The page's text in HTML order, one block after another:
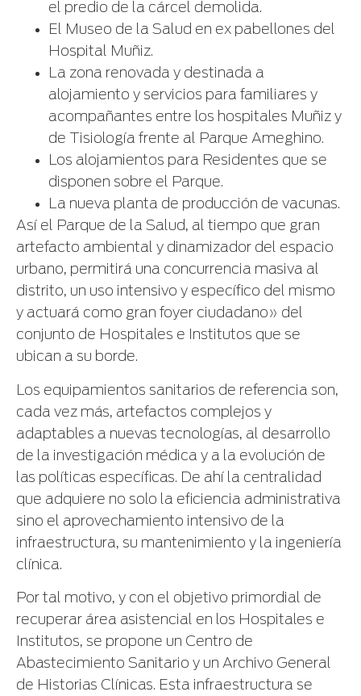
el predio de la cárcel demolida.
El Museo de la Salud en ex pabellones del
Hospital Muñiz.
La zona renovada y destinada a
alojamiento y servicios para familiares y
acompañantes entre los hospitales Muñiz y
de Tisiología frente al Parque Ameghino.
Los alojamientos para Residentes que se
disponen sobre el Parque.
La nueva planta de producción de vacunas.
Así el Parque de la Salud, al tiempo que gran
artefacto ambiental y dinamizador del espacio
urbano, permitirá una concurrencia masiva al
distrito, un uso intensivo y específico del mismo
y actuará como gran foyer ciudadano» del
conjunto de Hospitales e Institutos que se
ubican a su borde.
Los equipamientos sanitarios de referencia son,
cada vez más, artefactos complejos y
adaptables a nuevas tecnologías, al desarrollo
de la investigación médica y a la evolución de
las políticas específicas. De ahí la centralidad
que adquiere no solo la eficiencia administrativa
sino el aprovechamiento intensivo de la
infraestructura, su mantenimiento y la ingeniería
clínica.
Por tal motivo, y con el objetivo primordial de
recuperar área asistencial en los Hospitales e
Institutos, se propone un Centro de
Abastecimiento Sanitario y un Archivo General
de Historias Clínicas. Esta infraestructura se